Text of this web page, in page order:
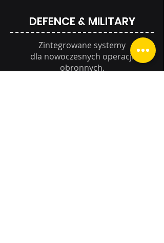
DEFENCE & MILITARY
Zintegrowane systemy
dla nowoczesnych operacji
obronnych.